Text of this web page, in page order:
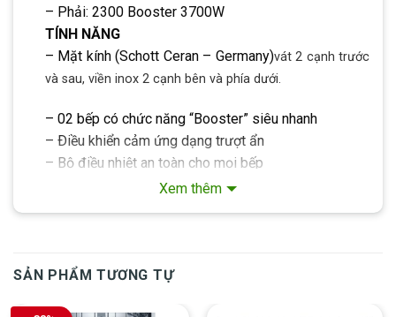
– Phải: 2300 Booster 3700W
TÍNH NĂNG
– Mặt kính (Schott Ceran – Germany)vát 2 cạnh trước
và sau, viền inox 2 cạnh bên và phía dưới.
– 02 bếp có chức năng “Booster” siêu nhanh
– Ðiều khiển cảm ứng dạng trượt ẩn
– Bộ điều nhiệt an toàn cho mọi bếp
– Hẹn giờ tắt cho mọi bếp
Recall, Warming
Xem thêm
SẢN PHẨM TƯƠNG TỰ